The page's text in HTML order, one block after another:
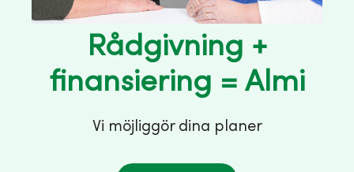
Rådgivning +
finansiering = Almi
Vi möjliggör dina planer